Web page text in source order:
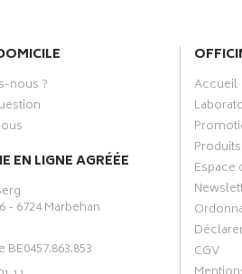
nous ?
EN LIGNE AGRÉÉE
- 6724 Marbehan
BE0457.863.853
Accueil
Espace
CGV